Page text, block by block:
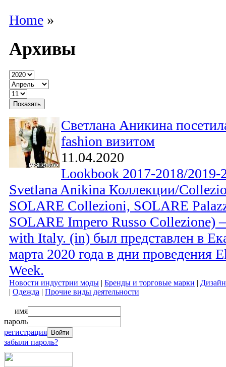
Home »
Архивы
Светлана Аникина
fashion визитом
11.04.2020
Lookbook 2017-2018/
Svetlana Anikina Коллекции/
SOLARE Collezioni, SOLARE
SOLARE Impero Russo Collezione)
with Italy. (in) был представлен в
марта 2020 года в дни проведения
Week.
Новости индустрии моды | Бренды и торговые марки |
| Одежда | Прочие виды деятельности
имя
пароль
регистрация
забыли пароль?